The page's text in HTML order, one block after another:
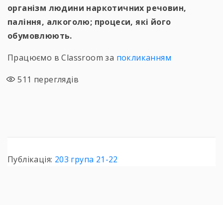
організм людини наркотичних речовин,
паління, алкоголю; процеси, які його
обумовлюють.
Працюємо в Classroom за покликанням
511 переглядів
Публікація: 203 група 21-22